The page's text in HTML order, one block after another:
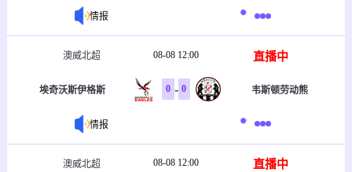
情报
澳威北超 08-08 12:00 直播中
埃奇沃斯伊格斯 0 - 0 韦斯顿劳动熊
情报
澳威北超 08-08 12:00 直播中